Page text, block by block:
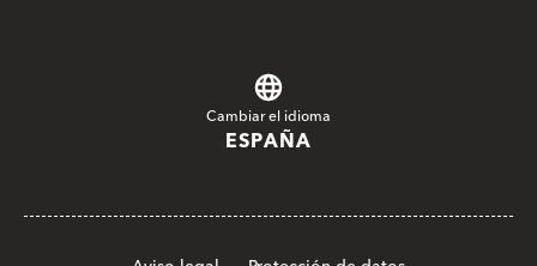
Cambiar el idioma
ESPAÑA